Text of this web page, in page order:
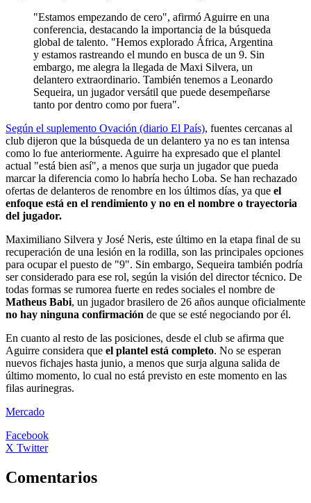
"Estamos empezando de cero", afirmó Aguirre en una
conferencia, destacando la importancia de la búsqueda
global de talento. "Hemos explorado África, Argentina
y estamos rastreando el mundo en busca de un 9. Sin
embargo, me alegra la llegada de Maxi Silvera, un
delantero extraordinario. También tenemos a Leonardo
Sequeira, un jugador versátil que puede desempeñarse
tanto por dentro como por fuera".
Según el suplemento Ovación (diario El País), fuentes cercanas al
club dijeron que la búsqueda de un delantero ya no es tan intensa
como lo fue anteriormente. Aguirre ha expresado que el plantel
actual "está bien así", a menos que surja un jugador que pueda
marcar la diferencia como lo habría hecho Loba. Se han rechazado
ofertas de delanteros de renombre en los últimos días, ya que el
enfoque está en el rendimiento y no en el nombre o trayectoria
del jugador.
Maximiliano Silvera y José Neris, este último en la etapa final de su
recuperación de una lesión en la rodilla, son las principales opciones
para ocupar el puesto de "9". Sin embargo, Sequeira también podría
ser considerado para ese rol, según la visión del director técnico. De
todas formas se rumorea fuerte en redes sociales el nombre de
Matheus Babi, un jugador brasilero de 26 años aunque oficialmente
no hay ninguna confirmación de que se esté negociando por él.
En cuanto al resto de las posiciones, desde el club se afirma que
Aguirre considera que el plantel está completo. No se esperan
nuevos fichajes hasta junio, a menos que surja alguna salida de
último momento, lo cual no está previsto en este momento en las
filas aurinegras.
Mercado
Facebook
X Twitter
Comentarios